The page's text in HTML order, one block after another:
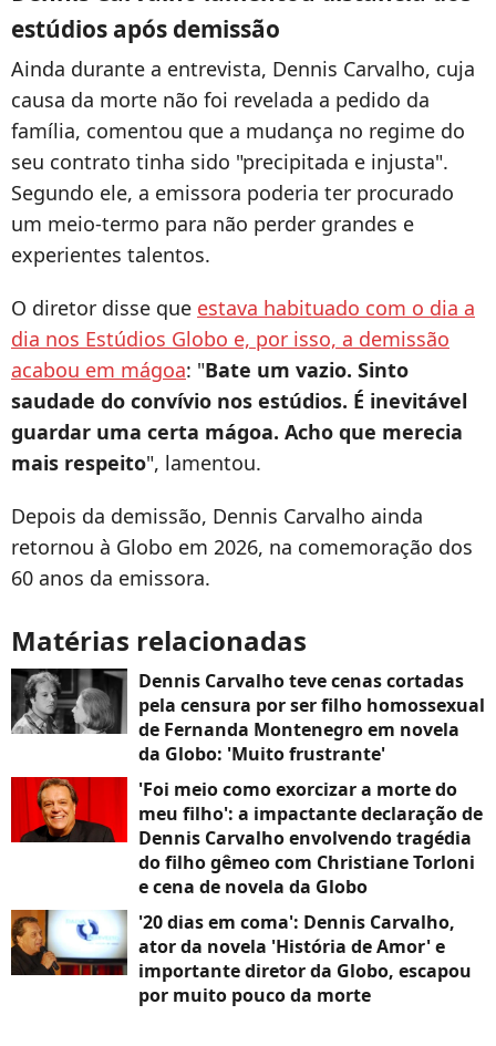
estúdios após demissão
Ainda durante a entrevista, Dennis Carvalho, cuja
causa da morte não foi revelada a pedido da
família, comentou que a mudança no regime do
seu contrato tinha sido "precipitada e injusta".
Segundo ele, a emissora poderia ter procurado
um meio-termo para não perder grandes e
experientes talentos.
O diretor disse que estava habituado com o dia a
dia nos Estúdios Globo e, por isso, a demissão
acabou em mágoa: "Bate um vazio. Sinto
saudade do convívio nos estúdios. É inevitável
guardar uma certa mágoa. Acho que merecia
mais respeito", lamentou.
Depois da demissão, Dennis Carvalho ainda
retornou à Globo em 2026, na comemoração dos
60 anos da emissora.
Matérias relacionadas
Dennis Carvalho teve cenas cortadas
pela censura por ser filho homossexual
de Fernanda Montenegro em novela
da Globo: 'Muito frustrante'
'Foi meio como exorcizar a morte do
meu filho': a impactante declaração de
Dennis Carvalho envolvendo tragédia
do filho gêmeo com Christiane Torloni
e cena de novela da Globo
'20 dias em coma': Dennis Carvalho,
ator da novela 'História de Amor' e
importante diretor da Globo, escapou
por muito pouco da morte